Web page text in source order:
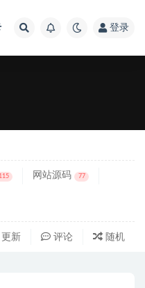
登录
115 网站源码 77
更新 评论 随机